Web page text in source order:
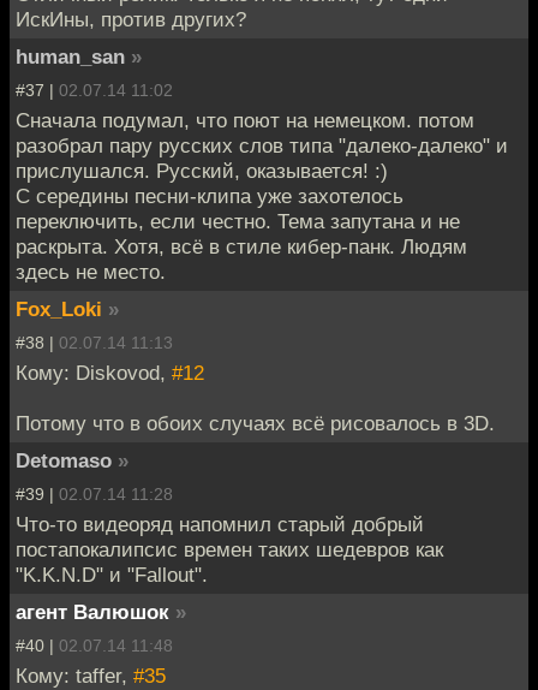
ИскИны, против других?
human_san »
#37 | 02.07.14 11:02
Сначала подумал, что поют на немецком. потом
разобрал пару русских слов типа "далеко-далеко" и
прислушался. Русский, оказывается! :)
С середины песни-клипа уже захотелось
переключить, если честно. Тема запутана и не
раскрыта. Хотя, всё в стиле кибер-панк. Людям
здесь не место.
Fox_Loki »
#38 | 02.07.14 11:13
Кому: Diskovod, #12
Потому что в обоих случаях всё рисовалось в 3D.
Detomaso »
#39 | 02.07.14 11:28
Что-то видеоряд напомнил старый добрый
постапокалипсис времен таких шедевров как
"K.K.N.D" и "Fallout".
агент Валюшок »
#40 | 02.07.14 11:48
Кому: taffer, #35